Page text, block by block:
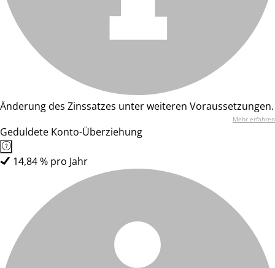
Änderung des Zinssatzes unter weiteren Voraussetzungen.
Mehr erfahren
Geduldete Konto-Überziehung
14,84 % pro Jahr